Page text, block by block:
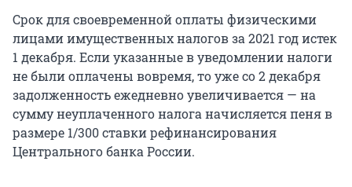
Срок для своевременной оплаты физическими
лицами имущественных налогов за 2021 год истек
1 декабря. Если указанные в уведомлении налоги
не были оплачены вовремя, то уже со 2 декабря
задолженность ежедневно увеличивается — на
сумму неуплаченного налога начисляется пеня в
размере 1/300 ставки рефинансирования
Центрального банка России.